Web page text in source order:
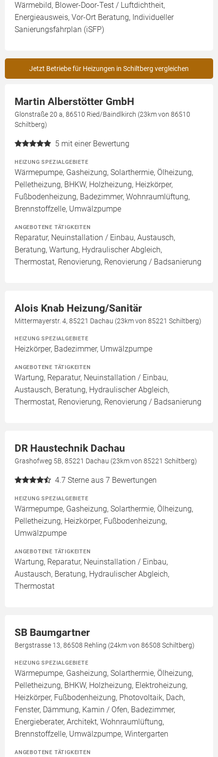
Wärmebild, Blower-Door-Test / Luftdichtheit,
Energieausweis, Vor-Ort Beratung, Individueller
Sanierungsfahrplan (iSFP)
Jetzt Betriebe für Heizungen in Schiltberg vergleichen
Martin Alberstötter GmbH
Glonstraße 20 a, 86510 Ried/Baindlkirch (23km von 86510
Schiltberg)
5 mit einer Bewertung
HEIZUNG SPEZIALGEBIETE
Wärmepumpe, Gasheizung, Solarthermie, Ölheizung,
Pelletheizung, BHKW, Holzheizung, Heizkörper,
Fußbodenheizung, Badezimmer, Wohnraumlüftung,
Brennstoffzelle, Umwälzpumpe
ANGEBOTENE TÄTIGKEITEN
Reparatur, Neuinstallation / Einbau, Austausch,
Beratung, Wartung, Hydraulischer Abgleich,
Thermostat, Renovierung, Renovierung / Badsanierung
Alois Knab Heizung/Sanitär
Mittermayerstr. 4, 85221 Dachau (23km von 85221 Schiltberg)
HEIZUNG SPEZIALGEBIETE
Heizkörper, Badezimmer, Umwälzpumpe
ANGEBOTENE TÄTIGKEITEN
Wartung, Reparatur, Neuinstallation / Einbau,
Austausch, Beratung, Hydraulischer Abgleich,
Thermostat, Renovierung, Renovierung / Badsanierung
DR Haustechnik Dachau
Grashofweg 5B, 85221 Dachau (23km von 85221 Schiltberg)
4.7 Sterne aus 7 Bewertungen
HEIZUNG SPEZIALGEBIETE
Wärmepumpe, Gasheizung, Solarthermie, Ölheizung,
Pelletheizung, Heizkörper, Fußbodenheizung,
Umwälzpumpe
ANGEBOTENE TÄTIGKEITEN
Wartung, Reparatur, Neuinstallation / Einbau,
Austausch, Beratung, Hydraulischer Abgleich,
Thermostat
SB Baumgartner
Bergstrasse 13, 86508 Rehling (24km von 86508 Schiltberg)
HEIZUNG SPEZIALGEBIETE
Wärmepumpe, Gasheizung, Solarthermie, Ölheizung,
Pelletheizung, BHKW, Holzheizung, Elektroheizung,
Heizkörper, Fußbodenheizung, Photovoltaik, Dach,
Fenster, Dämmung, Kamin / Ofen, Badezimmer,
Energieberater, Architekt, Wohnraumlüftung,
Brennstoffzelle, Umwälzpumpe, Wintergarten
ANGEBOTENE TÄTIGKEITEN